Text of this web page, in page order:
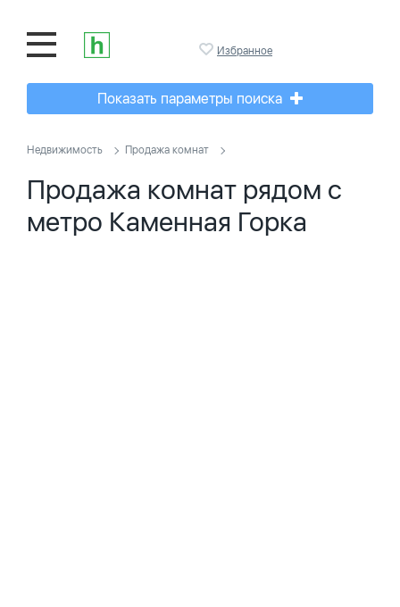
Избранное
Показать параметры поиска
Недвижимость Продажа комнат
Продажа комнат рядом с
метро Каменная Горка